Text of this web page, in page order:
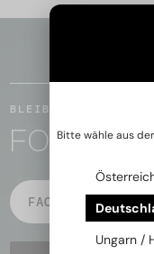
BLEIBEN WIR IN
FOLGE
FACEBOOK
Bitte wähle aus
Ungarn /